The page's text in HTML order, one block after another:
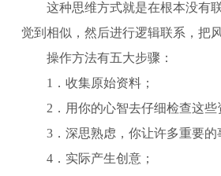
这种思维方式就是在根本没有
觉到相似，然后进行逻辑联系，把
操作方法有五大步骤：
1．收集原始资料；
2．用你的心智去仔细检查这些
3．深思熟虑，你让许多重要
4．实际产生创意；